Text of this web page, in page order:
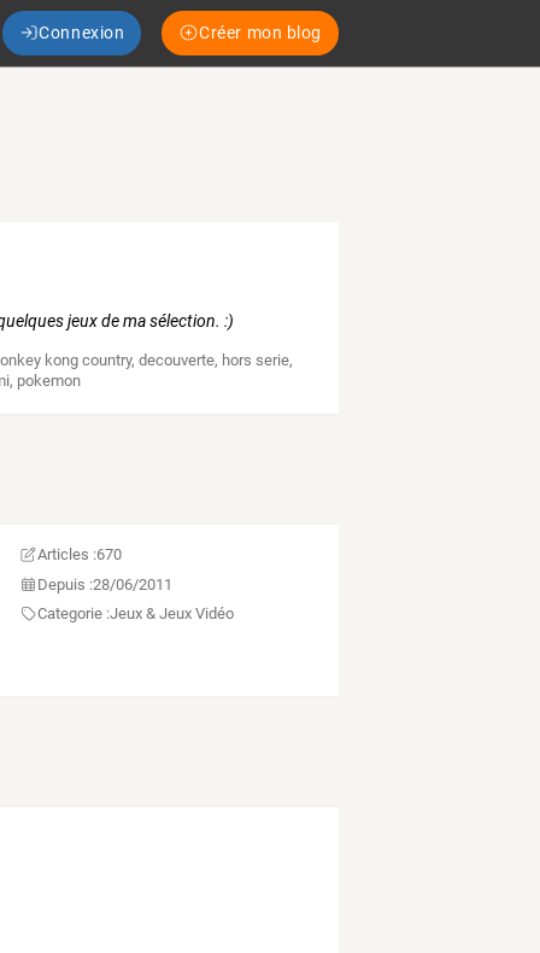
Connexion Créer mon blog
jeux de ma sélection. :)
kong country,decouverte, hors serie,
, pokemon
Articles :670
Depuis :28/06/2011
Categorie :Jeux & Jeux Vidéo